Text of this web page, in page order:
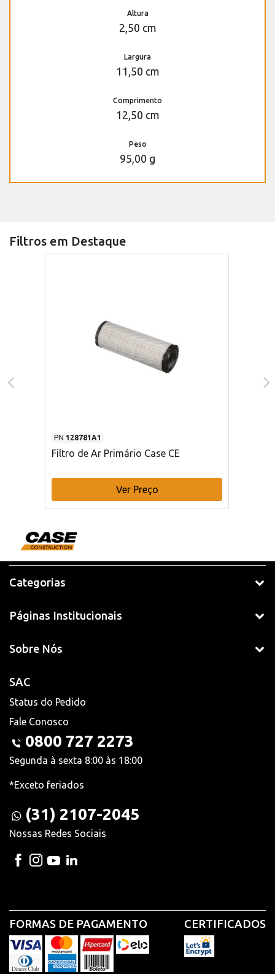
Altura
2,50 cm
Largura
11,50 cm
Comprimento
12,50 cm
Peso
95,00 g
Filtros em Destaque
PN 128781A1
Filtro de Ar Primário Case CE
Ver Preço
Categorias
Páginas Institucionais
Sobre Nós
SAC
Status do Pedido
Fale Conosco
0800 727 2273
Segunda à sexta 8:00 às 18:00
*Exceto feriados
(31) 2107-2045
Nossas Redes Sociais
FORMAS DE PAGAMENTO CERTIFICADOS